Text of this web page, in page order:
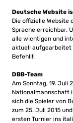
Deutsche Website
Die offizielle Website
Sprache erreichbar.
alle wichtigen und
aktuell aufgearbeitet
Befehl!!!
DBB-Team
Am Sonntag, 19. Juli
Nationalmannschaft
sich die Spieler von
zum 25. Juli 2015
ersten Turnier ins